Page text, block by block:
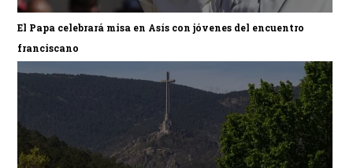
El Papa celebrará misa en Asís con jóvenes del encuentro
franciscano